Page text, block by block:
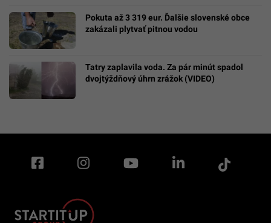
Pokuta až 3 319 eur. Ďalšie slovenské obce
zakázali plytvať pitnou vodou
Tatry zaplavila voda. Za pár minút spadol
dvojtýždňový úhrn zrážok (VIDEO)